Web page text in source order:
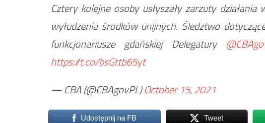
Cztery kolejne osoby usłyszały zarzuty
wyłudzenia środków unijnych. Śledztwo
funkcjonariusze gdańskiej Delegatury
https://t.co/bsGttb65yt
— CBA (@CBAgovPL)October 15, 2021
Udostępnij na FB Tweet